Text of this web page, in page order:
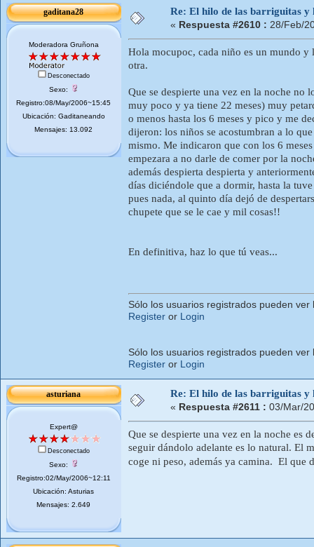
gaditana28
Moderadora Gruñona
Desconectado
Sexo:
Registro:08/May/2006~15:45
Ubicación: Gaditaneando
Mensajes: 13.092
Re: El hilo de las barriguitas y
« Respuesta #2610 : 28/Feb/
Hola mocupoc, cada niño es un mundo y
otra.
Que se despierte una vez en la noche no
muy poco y ya tiene 22 meses) muy
o menos hasta los 6 meses y pico y me
dijeron: los niños se acostumbran a lo
mismo. Me indicaron que con los 6
empezara a no darle de comer por la
además despierta despierta y
días diciéndole que a dormir, hasta la
pues nada, al quinto día dejó de
chupete que se le cae y mil cosas!!
En definitiva, haz lo que tú veas...
Sólo los usuarios registrados pueden ver
Register or Login
Sólo los usuarios registrados pueden ver
Register or Login
asturiana
Expert@
Desconectado
Sexo:
Registro:02/May/2006~12:11
Ubicación: Asturias
Mensajes: 2.649
Re: El hilo de las barriguitas y
« Respuesta #2611 : 03/Mar/
Que se despierte una vez en la noche es
seguir dándolo adelante es lo natural. El
coge ni peso, además ya camina. El que